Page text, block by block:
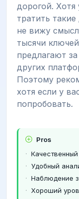
дорогой.
тратить
не вижу
тысячи
предлагают
других
Поэтому
хотя если у
попробовать.
Pros
Удобный
Наблюдение
Хороший